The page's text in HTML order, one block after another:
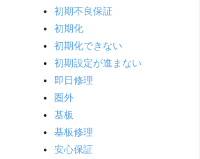
初期不良保証
初期化
初期化できない
初期設定が進まない
即日修理
圏外
基板
基板修理
安心保証